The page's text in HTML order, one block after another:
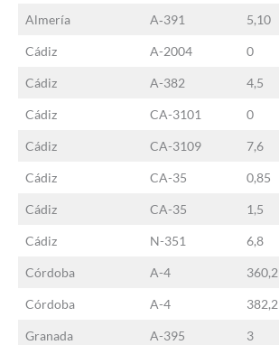
Almería A‐391 5,10
Cádiz A-2004 0
Cádiz A-382 4,5
Cádiz CA-3101 0
Cádiz CA-3109 7,6
Cádiz CA-35 0,85
Cádiz CA-35 1,5
Cádiz N-351 6,8
Córdoba A-4 360,2
Córdoba A-4 382,2
Granada A-395 3